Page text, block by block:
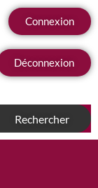
Connexion
Déconnexion